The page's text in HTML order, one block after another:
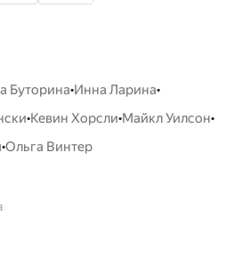
Буторина•Инна Ларина•
•Кевин Хорсли•Майкл Уилсон•
•Ольга Винтер